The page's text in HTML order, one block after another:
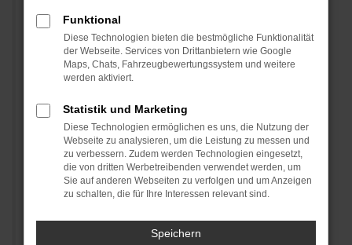
fahren. Hierfür im Vorfeld einen Termin gemacht,
hingefahren und von den Mitarbeiterinnen am
Empfang zunächst sehr nett empfangen worden. Mit
der Probefahrt ging es dann problemlos weiter. Die
Beratung dann bei Hr. Dietz zum Auto selbst und
der möglichen Finanzierung war ausgesprochen
informativ und professionell. Auch im Anschluss an
den Beratungstermin hat Hr. Dietz meine
Funktional
Diese Technologien bieten die bestmögliche Funktionalität
der Webseite. Services von Drittanbietern wie Google
Maps, Chats, Fahrzeugbewertungssystem und weitere
werden aktiviert.
Statistik und Marketing
Diese Technologien ermöglichen es uns, die Nutzung der
Webseite zu analysieren, um die Leistung zu messen und
zu verbessern. Zudem werden Technologien eingesetzt,
die von dritten Werbetreibenden verwendet werden, um
Sie auf anderen Webseiten zu verfolgen und um Anzeigen
zu schalten, die für Ihre Interessen relevant sind.
Speichern